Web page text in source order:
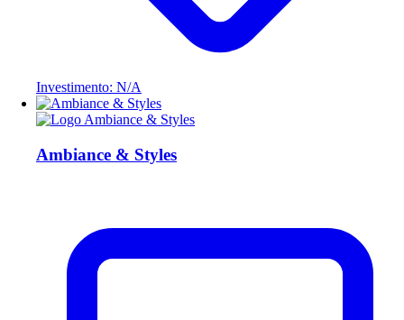
Investimento: N/A
Ambiance & Styles